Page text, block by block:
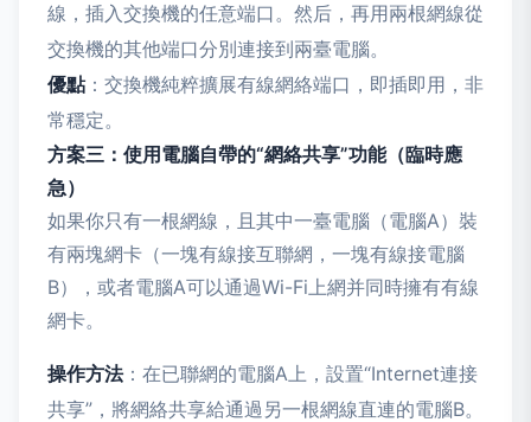
線，插入交換機的任意端口。然后，再用兩根網線從
交換機的其他端口分別連接到兩臺電腦。
優點：交換機純粹擴展有線網絡端口，即插即用，非
常穩定。
方案三：使用電腦自帶的“網絡共享”功能（臨時應
急）
如果你只有一根網線，且其中一臺電腦（電腦A）裝
有兩塊網卡（一塊有線接互聯網，一塊有線接電腦
B），或者電腦A可以通過Wi-Fi上網并同時擁有有線
網卡。
操作方法：在已聯網的電腦A上，設置“Internet連接
共享”，將網絡共享給通過另一根網線直連的電腦B。